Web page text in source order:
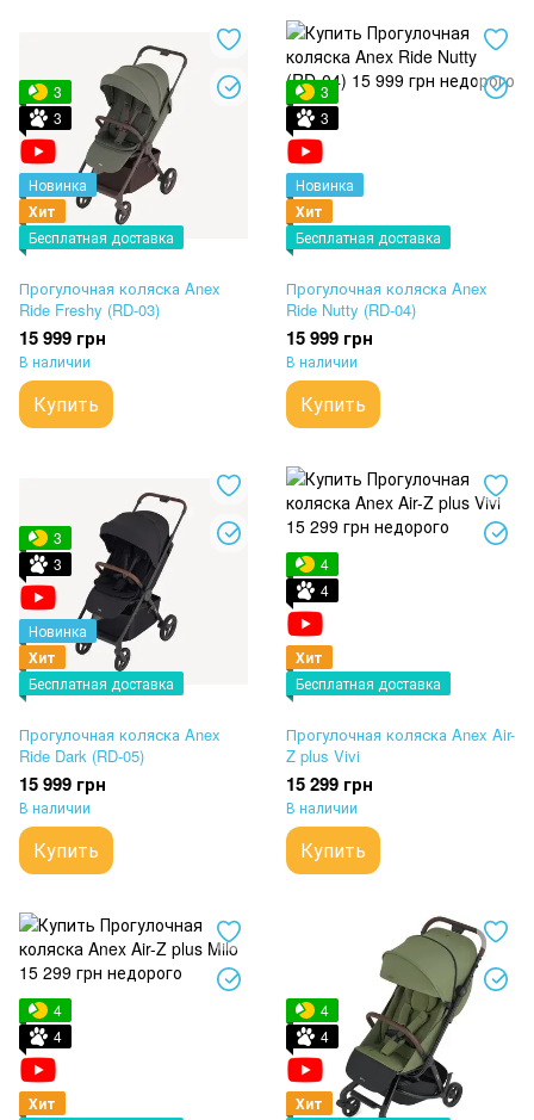
3
3
Новинка
Хит
Бесплатная доставка
Прогулочная коляска Anex
Ride Freshy (RD-03)
15 999 грн
В наличии
Купить
3
3
Новинка
Хит
Бесплатная доставка
Прогулочная коляска Anex
Ride Nutty (RD-04)
15 999 грн
В наличии
Купить
3
3
Новинка
Хит
Бесплатная доставка
Прогулочная коляска Anex
Ride Dark (RD-05)
15 999 грн
В наличии
Купить
4
4
Хит
Бесплатная доставка
Прогулочная коляска Anex Air-
Z plus Vivi
15 299 грн
В наличии
Купить
4
4
Хит
4
4
Хит